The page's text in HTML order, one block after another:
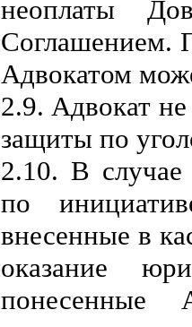
неоплаты
Соглашением.
Адвокатом
2.9. Адвокат не
защиты по
2.10. В случае
по
внесенные в
оказание
понесенные